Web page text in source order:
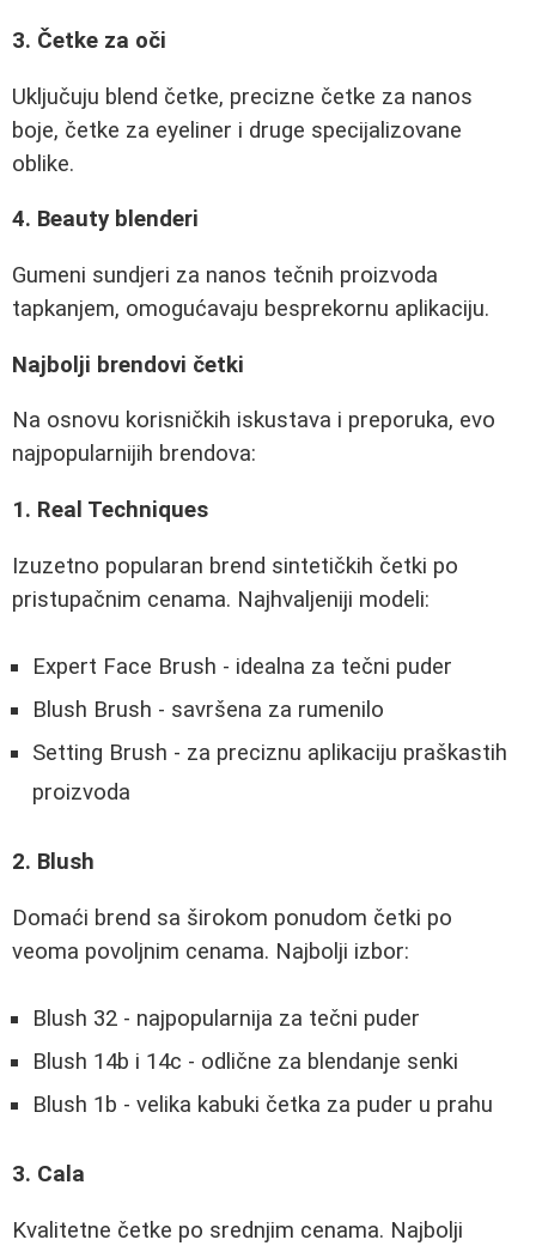
3. Četke za oči
Uključuju blend četke, precizne četke za nanos
boje, četke za eyeliner i druge specijalizovane
oblike.
4. Beauty blenderi
Gumeni sundjeri za nanos tečnih proizvoda
tapkanjem, omogućavaju besprekornu aplikaciju.
Najbolji brendovi četki
Na osnovu korisničkih iskustava i preporuka, evo
najpopularnijih brendova:
1. Real Techniques
Izuzetno popularan brend sintetičkih četki po
pristupačnim cenama. Najhvaljeniji modeli:
Expert Face Brush - idealna za tečni puder
Blush Brush - savršena za rumenilo
Setting Brush - za preciznu aplikaciju praškastih
proizvoda
2. Blush
Domaći brend sa širokom ponudom četki po
veoma povoljnim cenama. Najbolji izbor:
Blush 32 - najpopularnija za tečni puder
Blush 14b i 14c - odlične za blendanje senki
Blush 1b - velika kabuki četka za puder u prahu
3. Cala
Kvalitetne četke po srednjim cenama. Najbolji